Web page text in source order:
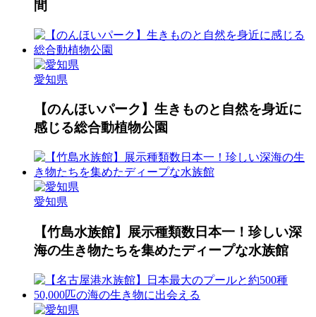
間
愛知県
【のんほいパーク】生きものと自然を身近に
感じる総合動植物公園
愛知県
【竹島水族館】展示種類数日本一！珍しい深
海の生き物たちを集めたディープな水族館